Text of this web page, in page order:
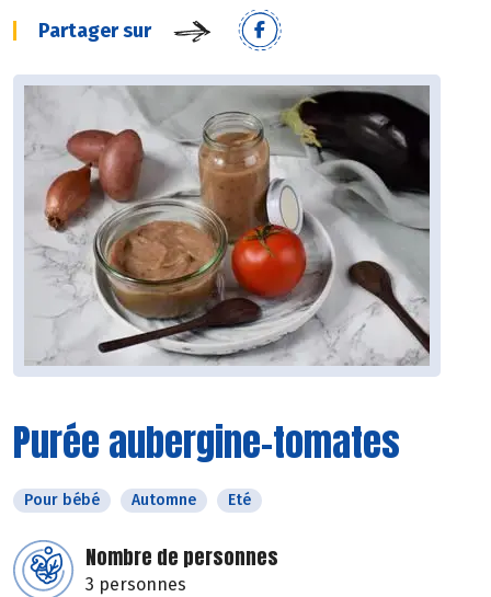
Partager sur
Purée aubergine-tomates
Pour bébé Automne Eté
Nombre de personnes
3 personnes